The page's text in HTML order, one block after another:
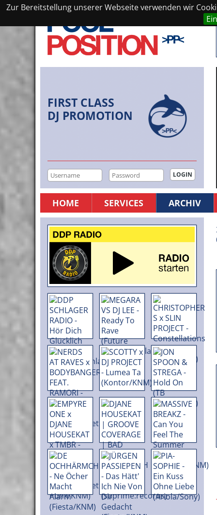
Zur Bereitstellung unserer Webseite verwenden wir
FIRST CLASS
DJ PROMOTION
HOME SERVICES ARCHIV